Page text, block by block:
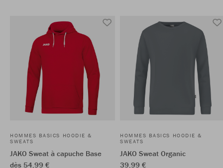
HOMMES BASICS HOODIE &
SWEATS
JAKO Sweat à capuche Base
dès 54,99 €
HOMMES BASICS HOODIE &
SWEATS
JAKO Sweat Organic
39,99 €